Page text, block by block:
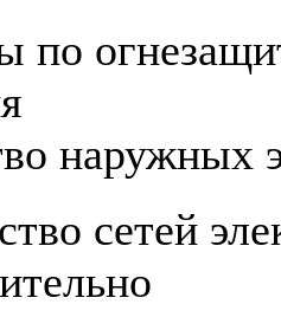
по
наружных
сетей